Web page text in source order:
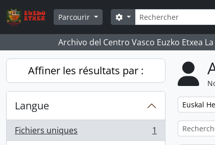
Skip to main content
Parcourir
Rechercher
Search options
Archivo del Centro Vasco Euzko Etxea
Affiner les résultats par :
Langue
Fichiers uniques
, 1 résultats
1
Remove
Euskal